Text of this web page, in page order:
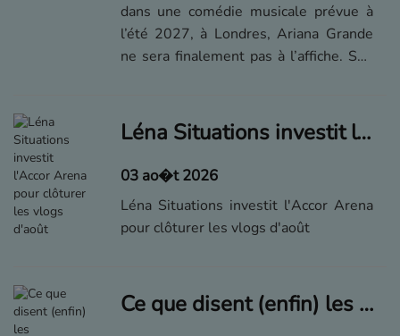
dans une comédie musicale prévue à
l’été 2027, à Londres, Ariana Grande
ne sera finalement pas à l’affiche. Son
faire une pause, ce qui a alimenté les
spéculations sur son état de santé....Léna Situations investit l'Accor Arena pour clôturer les vlogs d'août
03 ao�t 2026
Léna Situations investit l'Accor Arena
pour clôturer les vlogs d'août
Ce que disent (enfin) les chanteuses : la charge mentale par Amel Bent